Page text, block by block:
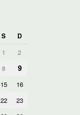
S
D
1
2
8 9
15
16
22
23